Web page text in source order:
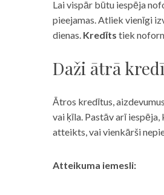
Lai vispār būtu iespēja
pieejamas. Atliek vienīgi
dienas. Kredīts tiek
Daži ātrā
Ātros kredītus,
vai ķīla. Pastāv arī
atteikts, vai vienkārši
Atteikuma iemesli: